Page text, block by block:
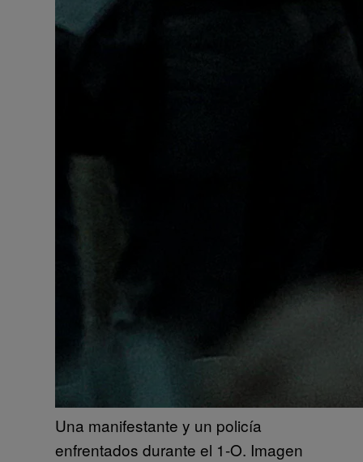
Una manifestante y un policía
enfrentados durante el 1-O. Imagen